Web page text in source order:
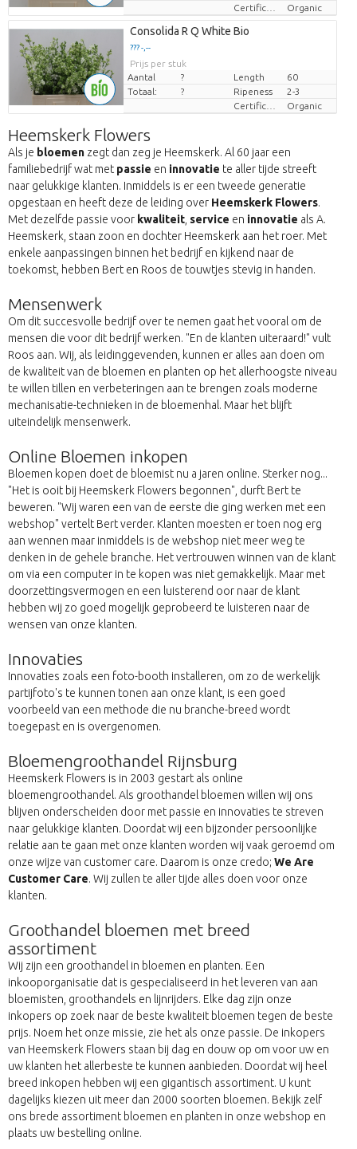
Organic
Consolida R Q White Bio
??? -,--
Prijs per stuk
Aantal
? Length
60
Totaal:
? Ripeness
2-3
Organic
Heemskerk Flowers
Als je bloemen zegt dan zeg je Heemskerk. Al 60 jaar een
familiebedrijf wat met passie en innovatie te aller tijde streeft
naar gelukkige klanten. Inmiddels is er een tweede generatie
opgestaan en heeft deze de leiding over Heemskerk Flowers.
Met dezelfde passie voor kwaliteit, service en innovatie als A.
Heemskerk, staan zoon en dochter Heemskerk aan het roer. Met
enkele aanpassingen binnen het bedrijf en kijkend naar de
toekomst, hebben Bert en Roos de touwtjes stevig in handen.
Mensenwerk
Om dit succesvolle bedrijf over te nemen gaat het vooral om de
mensen die voor dit bedrijf werken. "En de klanten uiteraard!" vult
Roos aan. Wij, als leidinggevenden, kunnen er alles aan doen om
de kwaliteit van de bloemen en planten op het allerhoogste niveau
te willen tillen en verbeteringen aan te brengen zoals moderne
mechanisatie-technieken in de bloemenhal. Maar het blijft
uiteindelijk mensenwerk.
Online Bloemen inkopen
Bloemen kopen doet de bloemist nu a jaren online. Sterker nog...
"Het is ooit bij Heemskerk Flowers begonnen", durft Bert te
beweren. "Wij waren een van de eerste die ging werken met een
webshop" vertelt Bert verder. Klanten moesten er toen nog erg
aan wennen maar inmiddels is de webshop niet meer weg te
denken in de gehele branche. Het vertrouwen winnen van de klant
om via een computer in te kopen was niet gemakkelijk. Maar met
doorzettingsvermogen en een luisterend oor naar de klant
hebben wij zo goed mogelijk geprobeerd te luisteren naar de
wensen van onze klanten.
Innovaties
Innovaties zoals een foto-booth installeren, om zo de werkelijk
partijfoto's te kunnen tonen aan onze klant, is een goed
voorbeeld van een methode die nu branche-breed wordt
toegepast en is overgenomen.
Bloemengroothandel Rijnsburg
Heemskerk Flowers is in 2003 gestart als online
bloemengroothandel. Als groothandel bloemen willen wij ons
blijven onderscheiden door met passie en innovaties te streven
naar gelukkige klanten. Doordat wij een bijzonder persoonlijke
relatie aan te gaan met onze klanten worden wij vaak geroemd om
onze wijze van customer care. Daarom is onze credo; We Are
Customer Care. Wij zullen te aller tijde alles doen voor onze
klanten.
Groothandel bloemen met breed
assortiment
Wij zijn een groothandel in bloemen en planten. Een
inkooporganisatie dat is gespecialiseerd in het leveren van aan
bloemisten, groothandels en lijnrijders. Elke dag zijn onze
inkopers op zoek naar de beste kwaliteit bloemen tegen de beste
prijs. Noem het onze missie, zie het als onze passie. De inkopers
van Heemskerk Flowers staan bij dag en douw op om voor uw en
uw klanten het allerbeste te kunnen aanbieden. Doordat wij heel
breed inkopen hebben wij een gigantisch assortiment. U kunt
dagelijks kiezen uit meer dan 2000 soorten bloemen. Bekijk zelf
ons brede assortiment bloemen en planten in onze webshop en
plaats uw bestelling online.